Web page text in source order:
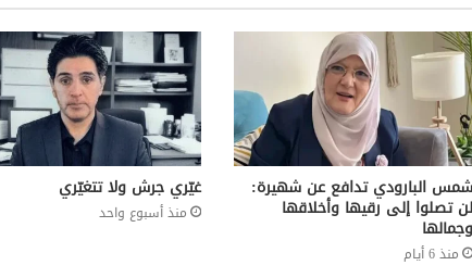
شمس البارودي تدافع عن شهيرة:
لن تصلوا إلى رقيها وأخلاقها
وجمالها
منذ 6 أيام
غيّري جرش ولا تتغيّري
منذ أسبوع واحد